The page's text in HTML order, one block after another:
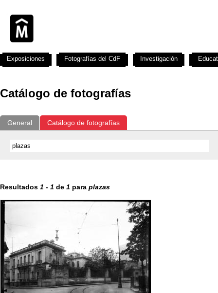
Catálogo de fotografías
General Catálogo de fotografías
Resultados 1 - 1 de 1 para plazas
Exposiciones Fotografías del CdF Investigación